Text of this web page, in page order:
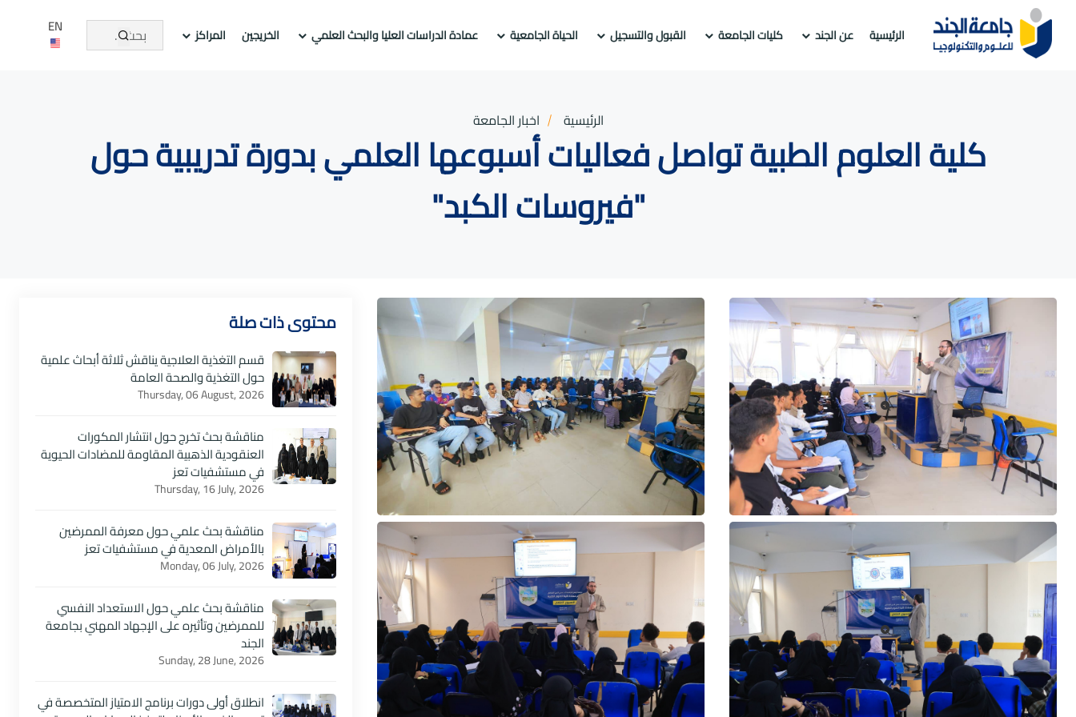
الرئيسية عن الجند كليات الجامعة القبول والتسجيل الحياة الجامعية عمادة الدراسات العليا والبحث العلمي الخريجين المراكز EN
الرئيسية اخبار الجامعة
كلية العلوم الطبية تواصل فعاليات أسبوعها العلمي بدورة تدريبية حول
"فيروسات الكبد"
محتوى ذات صلة
قسم التغذية العلاجية يناقش ثلاثة أبحاث علمية
حول التغذية والصحة العامة
Thursday, 06 August, 2026
مناقشة بحث تخرج حول انتشار المكورات
العنقودية الذهبية المقاومة للمضادات الحيوية
في مستشفيات تعز
Thursday, 16 July, 2026
مناقشة بحث علمي حول معرفة الممرضين
بالأمراض المعدية في مستشفيات تعز
Monday, 06 July, 2026
مناقشة بحث علمي حول الاستعداد النفسي
للممرضين وتأثيره على الإجهاد المهني بجامعة
الجند
Sunday, 28 June, 2026
انطلاق أولى دورات برنامج الامتياز المتخصصة في